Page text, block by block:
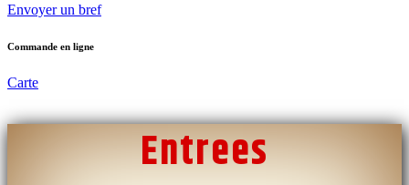
Envoyer un bref
Commande en ligne
Carte
Entrees